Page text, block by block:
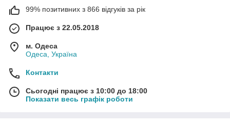
99% позитивних з 866 відгуків за рік
Працює з 22.05.2018
м. Одеса
Одеса, Україна
Контакти
Сьогодні працює з 10:00 до 18:00
Показати весь графік роботи